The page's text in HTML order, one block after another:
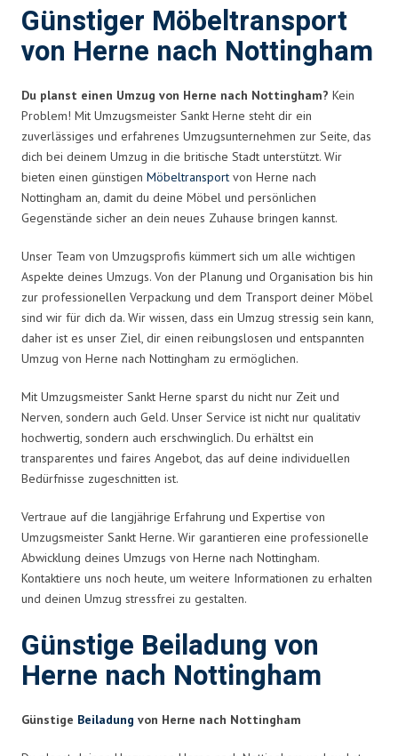
Günstiger Möbeltransport
von Herne nach Nottingham
Du planst einen Umzug von Herne nach Nottingham? Kein
Problem! Mit Umzugsmeister Sankt Herne steht dir ein
zuverlässiges und erfahrenes Umzugsunternehmen zur Seite, das
dich bei deinem Umzug in die britische Stadt unterstützt. Wir
bieten einen günstigen Möbeltransport von Herne nach
Nottingham an, damit du deine Möbel und persönlichen
Gegenstände sicher an dein neues Zuhause bringen kannst.
Unser Team von Umzugsprofis kümmert sich um alle wichtigen
Aspekte deines Umzugs. Von der Planung und Organisation bis hin
zur professionellen Verpackung und dem Transport deiner Möbel
sind wir für dich da. Wir wissen, dass ein Umzug stressig sein kann,
daher ist es unser Ziel, dir einen reibungslosen und entspannten
Umzug von Herne nach Nottingham zu ermöglichen.
Mit Umzugsmeister Sankt Herne sparst du nicht nur Zeit und
Nerven, sondern auch Geld. Unser Service ist nicht nur qualitativ
hochwertig, sondern auch erschwinglich. Du erhältst ein
transparentes und faires Angebot, das auf deine individuellen
Bedürfnisse zugeschnitten ist.
Vertraue auf die langjährige Erfahrung und Expertise von
Umzugsmeister Sankt Herne. Wir garantieren eine professionelle
Abwicklung deines Umzugs von Herne nach Nottingham.
Kontaktiere uns noch heute, um weitere Informationen zu erhalten
und deinen Umzug stressfrei zu gestalten.
Günstige Beiladung von
Herne nach Nottingham
Günstige Beiladung von Herne nach Nottingham